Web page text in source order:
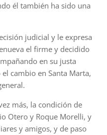
él también ha sido una
judicial y le expresa
el firme y decidido
en su justa
cambio en Santa Marta,
más, la condición de
Otero y Roque Morelli, y
y amigos, y de paso